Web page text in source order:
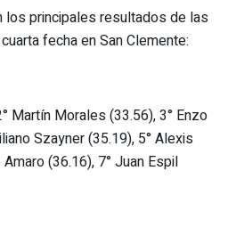
los principales resultados de las
fecha en San Clemente:
Martín Morales (33.56), 3° Enzo
Szayner (35.19), 5° Alexis
(36.16), 7° Juan Espil